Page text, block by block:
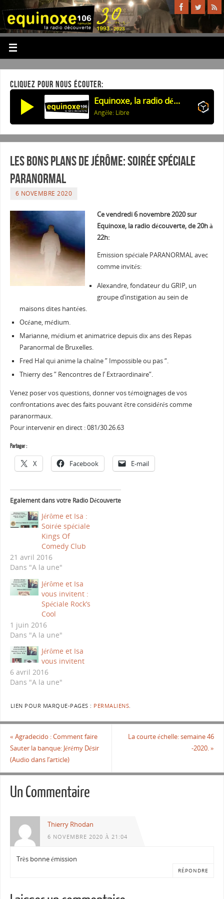
CLIQUEZ POUR NOUS ÉCOUTER:
Equinoxe, la radio découverte
Angèle: Libre
Les Bons plans de Jérôme: Soirée spéciale
PARANORMAL
6 NOVEMBRE 2020
Ce vendredi 6 novembre 2020 sur
Equinoxe, la radio découverte, de 20h à
22h:
Emission spéciale PARANORMAL avec
comme invités:
Alexandre, fondateur du GRIP, un
groupe d’instigation au sein de
maisons dites hantées.
Océane, médium.
Marianne, médium et animatrice depuis dix ans des Repas
Paranormal de Bruxelles.
Fred Hal qui anime la chaîne ” Impossible ou pas “.
Thierry des ” Rencontres de l’ Extraordinaire”.
Venez poser vos questions, donner vos témoignages de vos
confrontations avec des faits pouvant être considérés comme
paranormaux.
Pour intervenir en direct : 081/30.26.63
Partager :
X Facebook E-mail
Egalement dans votre Radio Découverte
Jérôme et Isa :
Soirée spéciale
Kings Of
Comedy Club
21 avril 2016
Dans "A la une"
Jérôme et Isa
vous invitent :
Spéciale Rock’s
Cool
1 juin 2016
Dans "A la une"
Jérôme et Isa
vous invitent
6 avril 2016
Dans "A la une"
LIEN POUR MARQUE-PAGES : PERMALIENS
« Agradecido : Comment faire
Sauter la banque: Jérémy Désir
(Audio dans l’article)
La courte échelle: semaine 46
-2020.»
Un Commentaire
Thierry Rhodan
6 NOVEMBRE 2020 À 21:04
Très bonne émission
RÉPONDRE